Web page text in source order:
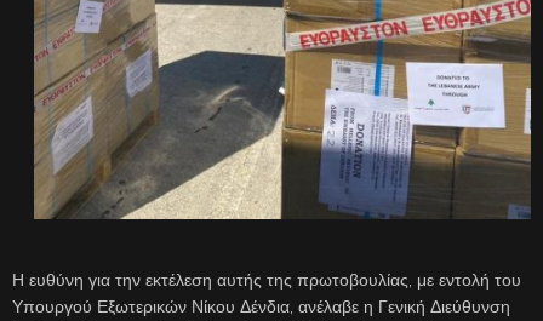
Η ευθύνη για την εκτέλεση αυτής της πρωτοβουλίας, με εντολή του
Υπουργού Εξωτερικών Νίκου Δένδια, ανέλαβε η Γενική Διεύθυνση